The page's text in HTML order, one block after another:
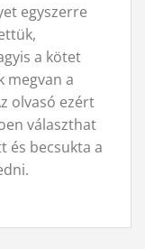
egyszerre
a kötet
megvan a
olvasó ezért
választhat
és becsukta a